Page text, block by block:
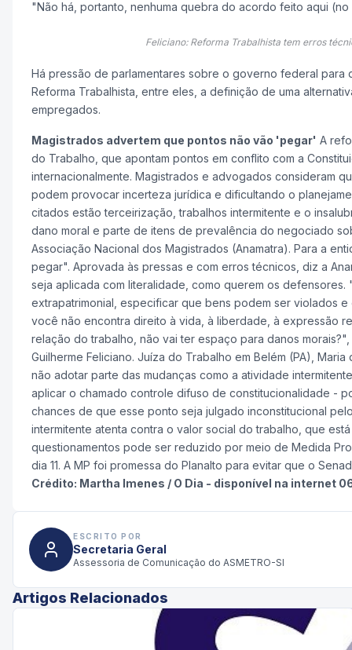
"Não há, portanto, nenhuma quebra do acordo feito aqui
Feliciano: Reforma Trabalhista tem erros
Há pressão de parlamentares sobre o governo federal para
Reforma Trabalhista, entre eles, a definição de uma
empregados.
Magistrados advertem que pontos não vão 'pegar' A
do Trabalho, que apontam pontos em conflito com a
internacionalmente. Magistrados e advogados consideram
podem provocar incerteza jurídica e dificultando o
citados estão terceirização, trabalhos intermitente e o
dano moral e parte de itens de prevalência do negociado
Associação Nacional dos Magistrados (Anamatra). Para a
pegar". Aprovada às pressas e com erros técnicos, diz a
seja aplicada com literalidade, como querem os
extrapatrimonial, especificar que bens podem ser violados e
você não encontra direito à vida, à liberdade, à expressão
relação do trabalho, não vai ter espaço para danos
Guilherme Feliciano. Juíza do Trabalho em Belém (PA),
não adotar parte das mudanças como a atividade
aplicar o chamado controle difuso de constitucionalidade -
chances de que esse ponto seja julgado inconstitucional
intermitente atenta contra o valor social do trabalho, que
questionamentos pode ser reduzido por meio de Medida
dia 11. A MP foi promessa do Planalto para evitar que o
Crédito: Martha Imenes / O Dia - disponível na internet
ESCRITO POR
Secretaria Geral
Assessoria de Comunicação do ASMETRO-SI
Artigos Relacionados